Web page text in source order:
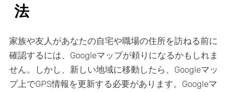
法
家族や友人があなたの自宅や職場の住所を訪ねる前に
確認するには、Googleマップが頼りになるかもしれま
せん。しかし、新しい地域に移動したら、Googleマッ
プ上でGPS情報を更新する必要があります。Googleマ